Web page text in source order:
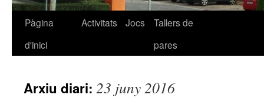
Vés
Pàgina
d'inici
Activitats Jocs
Tallers de
pares
Arxiu diari: 23 juny 2016